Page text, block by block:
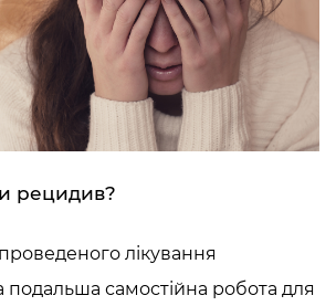
рецидив?
лікування
самостійна робота для